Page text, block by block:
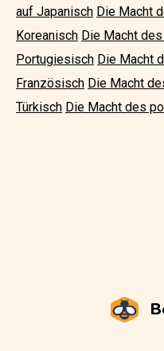
auf Japanisch Die Macht
Koreanisch Die Macht
Portugiesisch Die Macht
Französisch Die Macht
Türkisch Die Macht des